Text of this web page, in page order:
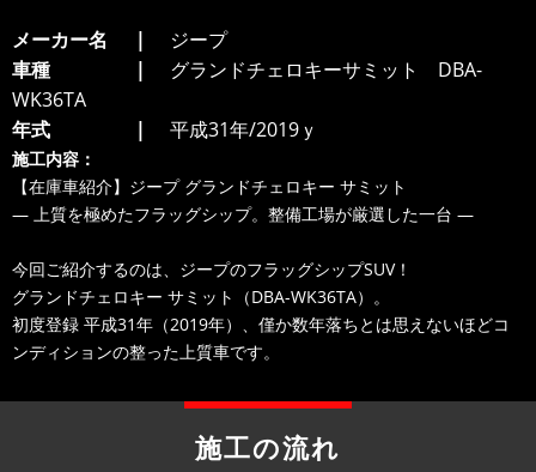
メーカー名
ジープ
車種
グランドチェロキーサミット DBA-
WK36TA
年式
平成31年/2019ｙ
施工内容：
【在庫車紹介】ジープ グランドチェロキー サミット
― 上質を極めたフラッグシップ。整備工場が厳選した一台 ―
今回ご紹介するのは、ジープのフラッグシップSUV！
グランドチェロキー サミット（DBA-WK36TA）。
初度登録 平成31年（2019年）、僅か数年落ちとは思えないほどコ
ンディションの整った上質車です。
施工の流れ